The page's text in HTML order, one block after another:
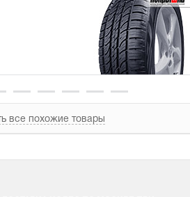
все похожие товары